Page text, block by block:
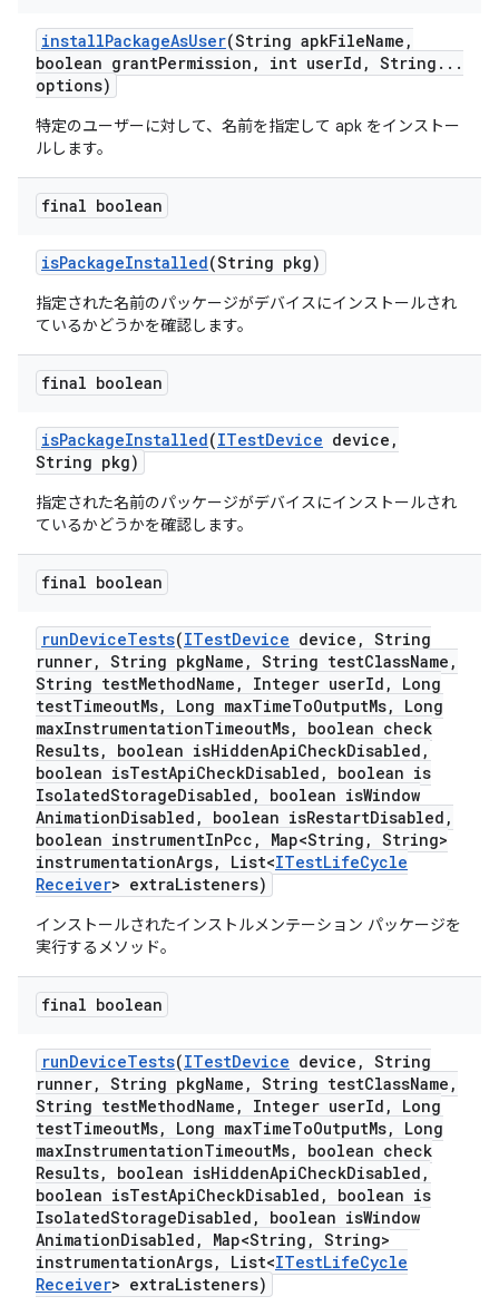
installPackageAsUser(String apkFileName ,
boolean grantPermission , int userId , String . . .
options)
特定のユーザーに対して、名前を指定して apk をインストー
ルします。
final boolean
isPackageInstalled(String pkg)
指定された名前のパッケージがデバイスにインストールされ
ているかどうかを確認します。
final boolean
isPackageInstalled(ITestDevice device ,
String pkg)
指定された名前のパッケージがデバイスにインストールされ
ているかどうかを確認します。
final boolean
runDeviceTests(ITestDevice device , String
runner, String pkgName , String testClassName ,
String testMethodName , Integer userId ,
Long
testTimeoutMs, Long maxTimeToOutputMs,
Long
maxInstrumentationTimeoutMs,
boolean check
Results, boolean isHiddenApiCheckDisabled ,
boolean isTestApiCheckDisabled ,
boolean is
IsolatedStorageDisabled , boolean isWindow
AnimationDisabled , boolean isRestartDisabled ,
boolean instrumentInPcc , Map<String , String>
instrumentationArgs, List<ITestLifeCycle
Receiver> extraListeners)
インストールされたインストルメンテーション パッケージを
実行するメソッド。
final boolean
runDeviceTests(ITestDevice device , String
runner, String pkgName , String testClassName ,
String testMethodName , Integer userId ,
Long
testTimeoutMs, Long maxTimeToOutputMs,
Long
maxInstrumentationTimeoutMs,
boolean check
Results, boolean isHiddenApiCheckDisabled ,
boolean isTestApiCheckDisabled ,
boolean is
IsolatedStorageDisabled , boolean isWindow
AnimationDisabled , Map<String , String>
instrumentationArgs, List<ITestLifeCycle
Receiver> extraListeners)